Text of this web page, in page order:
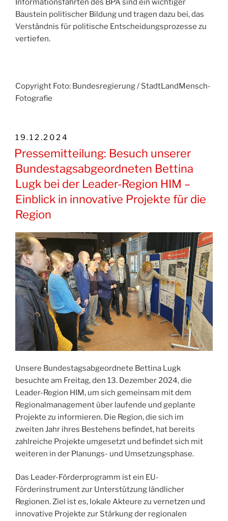
Informationsfahrten des BPA sind ein wichtiger
Baustein politischer Bildung und tragen dazu bei, das
Verständnis für politische Entscheidungsprozesse zu
vertiefen.
Copyright Foto: Bundesregierung / StadtLandMensch-
Fotografie
VERÖFFENTLICHT
AM
19.12.2024
Pressemitteilung: Besuch unserer
Bundestagsabgeordneten Bettina
Lugk bei der Leader-Region HIM –
Einblick in innovative Projekte für die
Region
Unsere Bundestagsabgeordnete Bettina Lugk
besuchte am Freitag, den 13. Dezember 2024, die
Leader-Region HIM, um sich gemeinsam mit dem
Regionalmanagement über laufende und geplante
Projekte zu informieren. Die Region, die sich im
zweiten Jahr ihres Bestehens befindet, hat bereits
zahlreiche Projekte umgesetzt und befindet sich mit
weiteren in der Planungs- und Umsetzungsphase.
Das Leader-Förderprogramm ist ein EU-
Förderinstrument zur Unterstützung ländlicher
Regionen. Ziel ist es, lokale Akteure zu vernetzen und
innovative Projekte zur Stärkung der regionalen